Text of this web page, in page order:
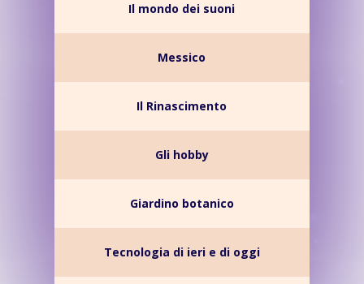
Il mondo dei suoni
Messico
Il Rinascimento
Gli hobby
Giardino botanico
Tecnologia di ieri e di oggi